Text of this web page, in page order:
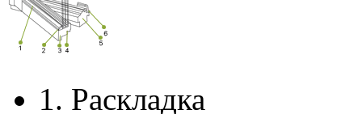
1. Раскладка